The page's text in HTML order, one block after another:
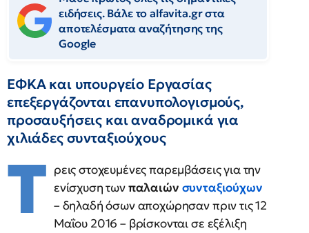
ειδήσεις. Βάλε το alfavita.gr στα
αποτελέσματα αναζήτησης της
Google
ΕΦΚΑ και υπουργείο Εργασίας
επεξεργάζονται επανυπολογισμούς,
προσαυξήσεις και αναδρομικά για
χιλιάδες συνταξιούχους
Τ ρεις στοχευμένες παρεμβάσεις για την
ενίσχυση τωνπαλαιών συνταξιούχων
– δηλαδή όσων αποχώρησαν πριν τις 12
Μαΐου 2016 – βρίσκονται σε εξέλιξη